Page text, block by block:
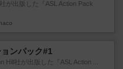
が出版した『ASL Action Pack
ンパック#1
Hill社が出版した『ASL Action ...